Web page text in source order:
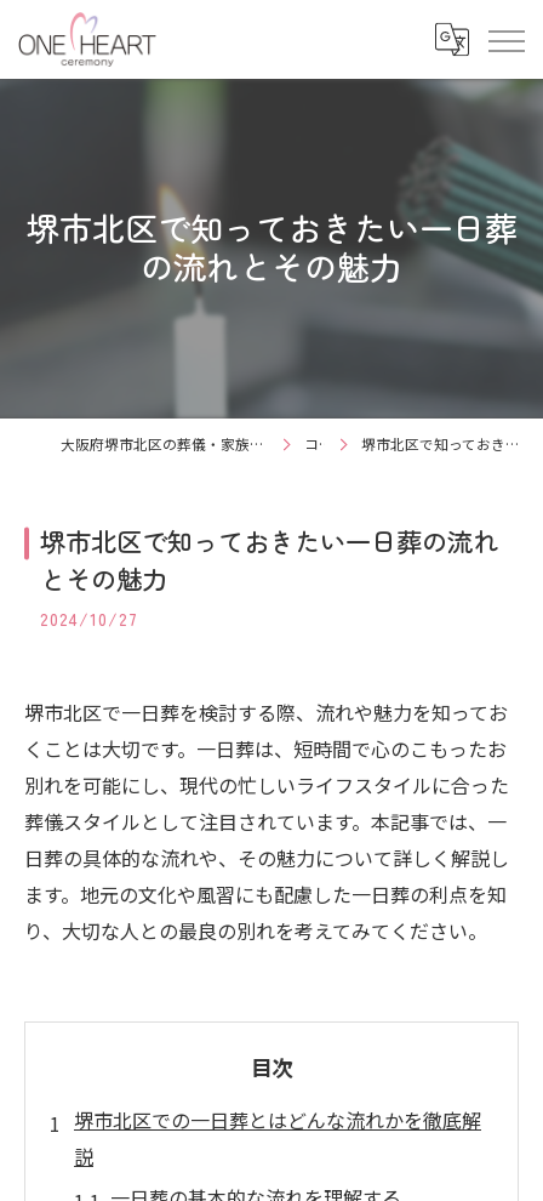
堺市北区で知っておきたい一日葬
の流れとその魅力
大阪府堺市北区の葬儀・家族葬なら有限会社ワンハートセレモニー コラム 堺市北区で知っておきたい一日葬の流れとその魅力
堺市北区で知っておきたい一日葬の流れ
とその魅力
2024/10/27
堺市北区で一日葬を検討する際、流れや魅力を知ってお
くことは大切です。一日葬は、短時間で心のこもったお
別れを可能にし、現代の忙しいライフスタイルに合った
葬儀スタイルとして注目されています。本記事では、一
日葬の具体的な流れや、その魅力について詳しく解説し
ます。地元の文化や風習にも配慮した一日葬の利点を知
り、大切な人との最良の別れを考えてみてください。
目次
堺市北区での一日葬とはどんな流れかを徹底解
説